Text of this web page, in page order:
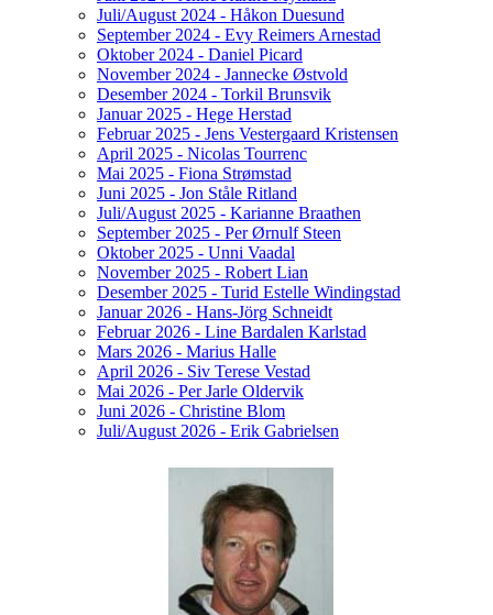
Juli/August 2024 - Håkon Duesund
September 2024 - Evy Reimers Arnestad
Oktober 2024 - Daniel Picard
November 2024 - Jannecke Østvold
Desember 2024 - Torkil Brunsvik
Januar 2025 - Hege Herstad
Februar 2025 - Jens Vestergaard Kristensen
April 2025 - Nicolas Tourrenc
Mai 2025 - Fiona Strømstad
Juni 2025 - Jon Ståle Ritland
Juli/August 2025 - Karianne Braathen
September 2025 - Per Ørnulf Steen
Oktober 2025 - Unni Vaadal
November 2025 - Robert Lian
Desember 2025 - Turid Estelle Windingstad
Januar 2026 - Hans-Jörg Schneidt
Februar 2026 - Line Bardalen Karlstad
Mars 2026 - Marius Halle
April 2026 - Siv Terese Vestad
Mai 2026 - Per Jarle Oldervik
Juni 2026 - Christine Blom
Juli/August 2026 - Erik Gabrielsen